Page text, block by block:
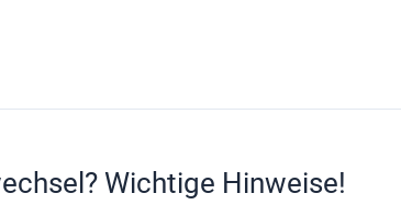
Wichtige Hinweise!